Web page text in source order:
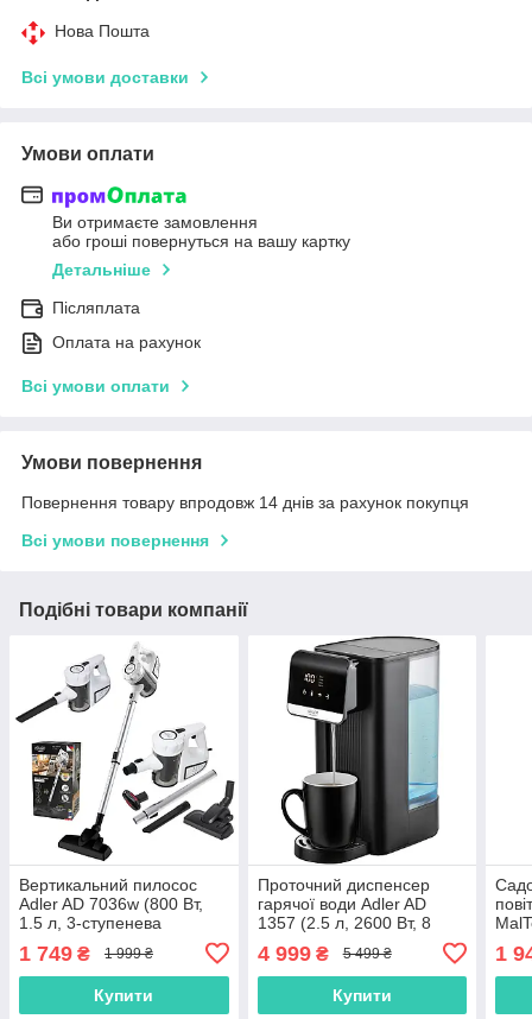
Нова Пошта
Всі умови доставки
Умови оплати
Ви отримаєте замовлення
або гроші повернуться на вашу картку
Детальніше
Післяплата
Оплата на рахунок
Всі умови оплати
Умови повернення
Повернення товару впродовж 14 днів за рахунок покупця
Всі умови повернення
Подібні товари компанії
Вертикальний пилосос
Adler AD 7036w (800 Вт,
1.5 л, 3-ступенева
1 749 ₴ 1 999 ₴
Купити
Проточний диспенсер
гарячої води Adler AD
1357 (2.5 л, 2600 Вт, 8
температур, сенсорний,
Польща)
4 999₴ 5 499 ₴
Купити
1